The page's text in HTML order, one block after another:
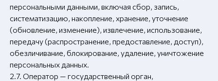
персональными данными, включая сбор, запись,
систематизацию, накопление, хранение, уточнение
(обновление, изменение), извлечение, использование,
передачу (распространение, предоставление, доступ),
обезличивание, блокирование, удаление, уничтожение
персональных данных.
2.7. Оператор — государственный орган,